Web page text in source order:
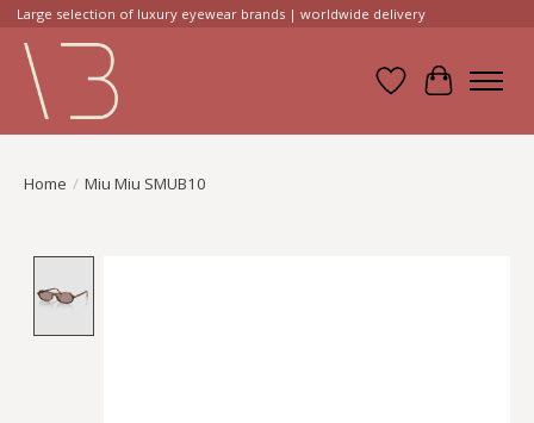
Large selection of luxury eyewear brands | worldwide delivery
Verlanglijst
Home / Miu Miu SMUB10